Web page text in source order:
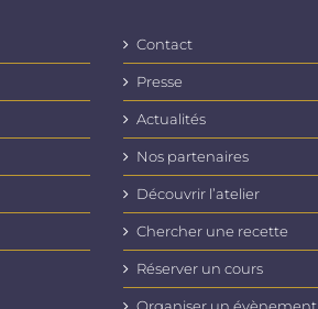
Contact
Presse
Actualités
Nos partenaires
Découvrir l’atelier
Chercher une recette
Réserver un cours